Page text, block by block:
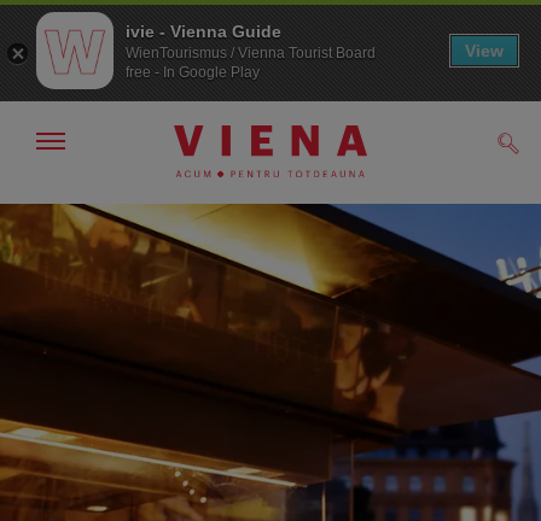
Către
navigare
Către
texte
Arată/ascunde
ivie - Vienna Guide
WienTourismus / Vienna Tourist Board
free - In Google Play
View